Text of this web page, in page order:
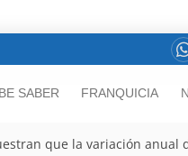
SABER FRANQUICIA
que la variación anual